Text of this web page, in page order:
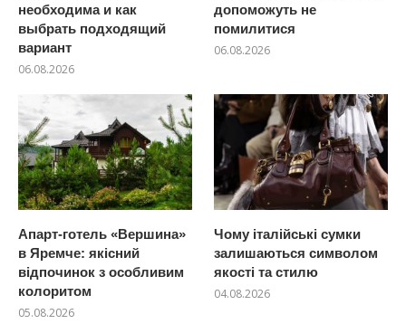
необходима и как
выбрать подходящий
вариант
06.08.2026
допоможуть не
помилитися
06.08.2026
Апарт-готель «Вершина»
в Яремче: якісний
відпочинок з особливим
колоритом
05.08.2026
Чому італійські сумки
залишаються символом
якості та стилю
04.08.2026